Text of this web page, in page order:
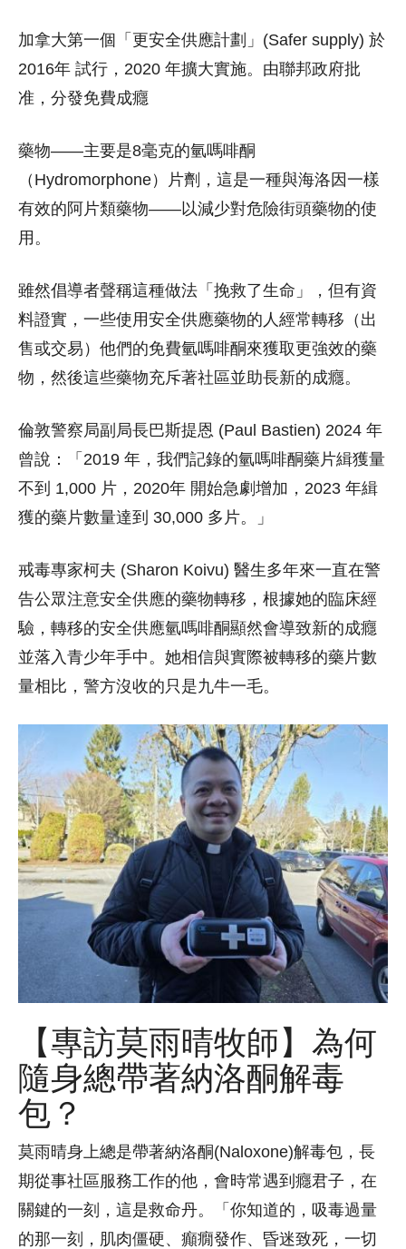
加拿大第一個「更安全供應計劃」(Safer supply) 於
2016年 試行，2020 年擴大實施。由聯邦政府批
准，分發免費成癮
藥物——主要是8毫克的氫嗎啡酮
（Hydromorphone）片劑，這是一種與海洛因一樣
有效的阿片類藥物——以減少對危險街頭藥物的使
用。
雖然倡導者聲稱這種做法「挽救了生命」，但有資
料證實，一些使用安全供應藥物的人經常轉移（出
售或交易）他們的免費氫嗎啡酮來獲取更強效的藥
物，然後這些藥物充斥著社區並助長新的成癮。
倫敦警察局副局長巴斯提恩 (Paul Bastien) 2024 年
曾說：「2019 年，我們記錄的氫嗎啡酮藥片緝獲量
不到 1,000 片，2020年 開始急劇增加，2023 年緝
獲的藥片數量達到 30,000 多片。」
戒毒專家柯夫 (Sharon Koivu) 醫生多年來一直在警
告公眾注意安全供應的藥物轉移，根據她的臨床經
驗，轉移的安全供應氫嗎啡酮顯然會導致新的成癮
並落入青少年手中。她相信與實際被轉移的藥片數
量相比，警方沒收的只是九牛一毛。
【專訪莫雨晴牧師】為何
隨身總帶著納洛酮解毒
包？
莫雨晴身上總是帶著納洛酮(Naloxone)解毒包，長
期從事社區服務工作的他，會時常遇到癮君子，在
關鍵的一刻，這是救命丹。「你知道的，吸毒過量
的那一刻，肌肉僵硬、癲癇發作、昏迷致死，一切